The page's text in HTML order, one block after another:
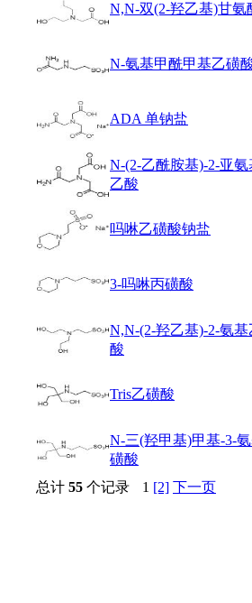
N,N-双(2-羟乙基)甘氨
N-氨基甲酰甲基乙磺
ADA 单钠盐
N-(2-乙酰胺基)-2-亚氨
乙酸
吗啉乙磺酸钠盐
3-吗啉丙磺酸
N,N-(2-羟乙基)-2-氨基
酸
Tris乙磺酸
N-三(羟甲基)甲基-3-
磺酸
总计 55 个记录 1 [2] 下一页